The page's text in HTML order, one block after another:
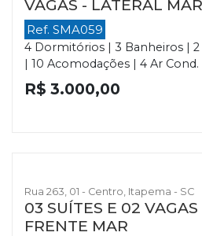
VAGAS - LATERAL MAR
Ref. SMA059
4 Dormitórios | 3 Banheiros | 2
| 10 Acomodações | 4 Ar Cond.
R$ 3.000,00
Rua 263, 01 - Centro, Itapema - SC
03 SUÍTES E 02
FRENTE MAR